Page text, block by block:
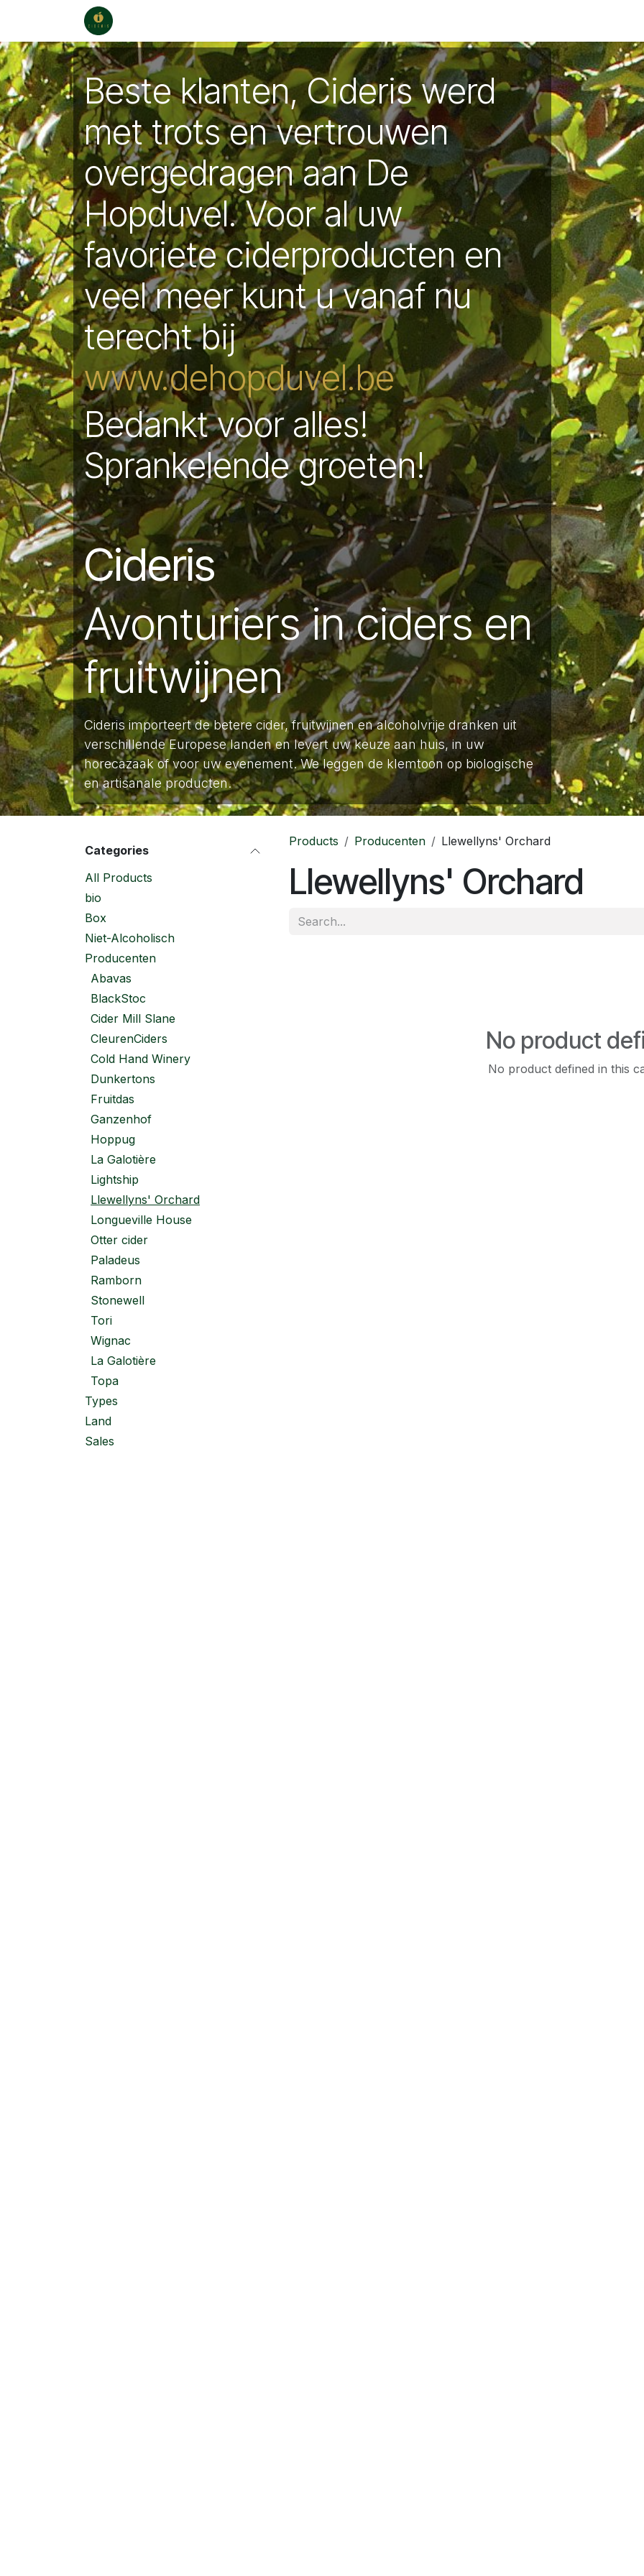
Beste klanten, Cideris werd
met trots en vertrouwen
overgedragen aan De
Hopduvel. Voor al uw
favoriete ciderproducten en
veel meer kunt u vanaf nu
terecht bij
www.dehopduvel.be
Bedankt voor alles!
Sprankelende groeten!
Cideris
Avonturiers in ciders en
fruitwijnen
Cideris importeert de betere cider, fruitwijnen en alcoholvrije dranken uit
verschillende Europese landen en levert uw keuze aan huis, in uw
horecazaak of voor uw evenement. We leggen de klemtoon op biologische
en artisanale producten.
Categories
All Products
bio
Box
Niet-Alcoholisch
Producenten
Abavas
BlackStoc
Cider Mill Slane
CleurenCiders
Cold Hand Winery
Dunkertons
Fruitdas
Ganzenhof
Hoppug
La Galotière
Lightship
Llewellyns' Orchard
Longueville House
Otter cider
Paladeus
Ramborn
Stonewell
Tori
Wignac
La Galotière
Topa
Types
Land
Sales
Products Producenten Llewellyns' Orchard
Llewellyns' Orchard
No product
No product defined in this